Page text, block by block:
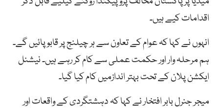
اقدامات کیے ہیں۔
انہوں نے کہا کہ عوام کے تعاون سے ہر چیلنج پر قابو پائیں گے۔
ہم مرحلہ وار اور حکمت عملی سے کام کر رہے ہیں۔ نیشنل
ایکشن پلان کے تحت بہتر اندازمیں کام کیا گیا۔
میجر جنرل بابر افتخار نے کہا کہ دہشتگردی کے واقعات اور